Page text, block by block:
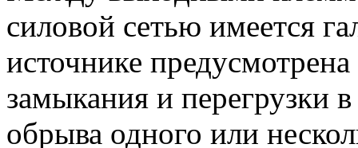
силовой сетью имеется
источнике
замыкания и перегрузки
обрыва одного или